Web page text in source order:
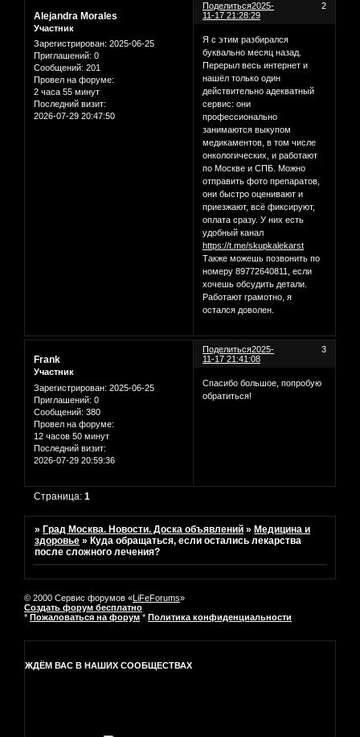
Поделиться 2
2025-
11-17 21:28:29
Alejandra Morales
Участник
Зарегистрирован: 2025-06-25
Приглашений: 0
Сообщений: 201
Провел на форуме:
2 часа 55 минут
Последний визит:
2026-07-29 20:47:50
Я с этим разбирался
буквально месяц назад.
Перерыл весь интернет и
нашёл только один
действительно адекватный
сервис: они
профессионально
занимаются выкупом
медикаментов, в том числе
онкологических, и работают
по Москве и СПБ. Можно
отправить фото препаратов,
они быстро оценивают и
приезжают, всё фиксируют,
оплата сразу. У них есть
удобный канал
https://t.me/skupkalekarst
Также можешь позвонить по
номеру 89772640811, если
хочешь обсудить детали.
Работают грамотно, я
остался доволен.
Поделиться 3
2025-
11-17 21:41:08
Frank
Участник
Зарегистрирован: 2025-06-25
Приглашений: 0
Сообщений: 380
Провел на форуме:
12 часов 50 минут
Последний визит:
2026-07-29 20:59:36
Спасибо большое, попробую
обратиться!
Страница:1
» Град Москва. Новости. Доска объявлений » Медицина и
здоровье » Куда обращаться, если остались лекарства
после сложного лечения?
© 2000 Сервис форумов «LiFeForums»
Создать форум бесплатно
* Пожаловаться на форум * Политика конфиденциальности
ЖДЁМ ВАС В НАШИХ СООБЩЕСТВАХ